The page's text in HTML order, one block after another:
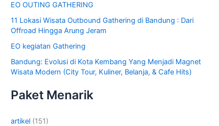
EO OUTING GATHERING
11 Lokasi Wisata Outbound Gathering di Bandung : Dari
Offroad Hingga Arung Jeram
EO kegiatan Gathering
Bandung: Evolusi di Kota Kembang Yang Menjadi Magnet
Wisata Modern (City Tour, Kuliner, Belanja, & Cafe Hits)
Paket Menarik
artikel (151)